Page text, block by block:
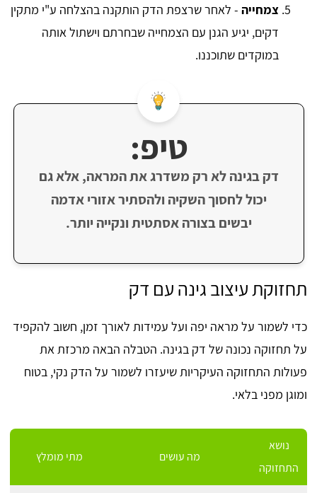
צמחייה - לאחר שרצפת הדק הותקנה בהצלחה ע"י מתקין
דקים, יגיע הגנן עם הצמחייה שבחרתם וישתול אותה
במוקדים שתוכננו.
טיפ:
דק בגינה לא רק משדרג את המראה, אלא גם
יכול לחסוך השקיה ולהסתיר אזורי אדמה
יבשים בצורה אסתטית ונקייה יותר.
תחזוקת עיצוב גינה עם דק
כדי לשמור על מראה יפה ועל עמידות לאורך זמן, חשוב להקפיד
על תחזוקה נכונה של דק בגינה. הטבלה הבאה מרכזת את
פעולות התחזוקה העיקריות שיעזרו לשמור על הדק נקי, בטוח
ומוגן מפני בלאי.
נושא
התחזוקה
מה עושים מתי מומלץ